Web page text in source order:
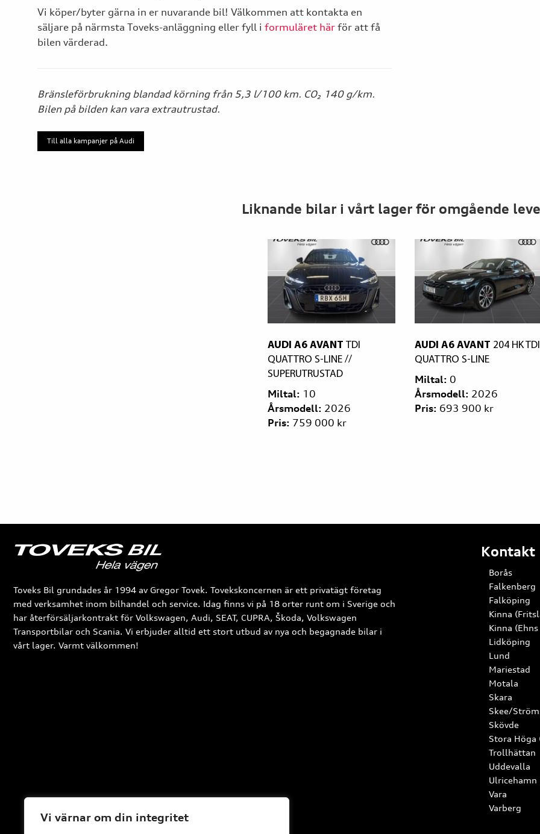
Vi värnar om din integritet
Vi köper/byter gärna in er nuvarande bil! Välkommen att kontakta en
säljare på närmsta Toveks-anläggning eller fyll i formuläret här för att få
bilen värderad.
Bränsleförbrukning blandad körning från 5,3 l/100 km. CO₂ 140 g/km.
Bilen på bilden kan vara extrautrustad.
Till alla kampanjer på Audi
Liknande bilar i vårt lager för omgående
AUDI A6 AVANT TDI
QUATTRO S-LINE //
SUPERUTRUSTAD
Miltal: 10
Årsmodell: 2026
Pris: 759 000 kr
AUDI A6 AVANT 204 HK TDI
QUATTRO S-LINE
Miltal: 0
Årsmodell: 2026
Pris: 693 900 kr
Toveks Bil grundades år 1994 av Gregor Tovek. Tovekskoncernen är ett privatägt företag
med verksamhet inom bilhandel och service. Idag finns vi på 18 orter runt om i Sverige och
har återförsäljarkontrakt för Volkswagen, Audi, SEAT, CUPRA, Škoda, Volkswagen
Transportbilar och Scania. Vi erbjuder alltid ett stort utbud av nya och begagnade bilar i
vårt lager. Varmt välkommen!
Kontakt
Borås
Falkenberg
Falköping
Kinna
Kinna
Lidköping
Lund
Mariestad
Motala
Skara
Skee/
Skövde
Stora Höga
Trollhättan
Uddevalla
Ulricehamn
Vara
Varberg